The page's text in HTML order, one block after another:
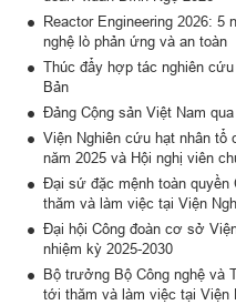
Reactor Engineering 2026: 5
nghệ lò phản ứng và an toàn
Thúc đẩy hợp tác nghiên
Bản
Đảng Cộng sản Việt Nam
Viện Nghiên cứu hạt nhân tổ
năm 2025 và Hội nghị viên
Đại sứ đặc mệnh toàn quyền
thăm và làm việc tại Viện
Đại hội Công đoàn cơ sở
nhiệm kỳ 2025-2030
Bộ trưởng Bộ Công nghệ và
tới thăm và làm việc tại Viện